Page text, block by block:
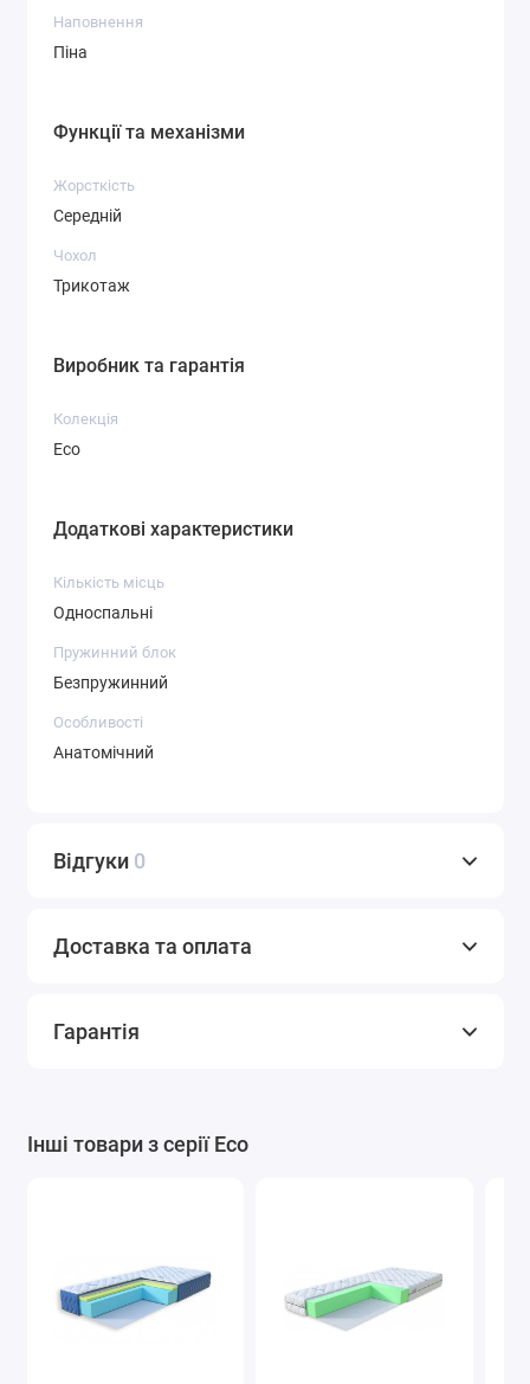
Наповнення
Піна
Функції та механізми
Жорсткість
Середній
Чохол
Трикотаж
Виробник та гарантія
Колекція
Eco
Додаткові характеристики
Кількість місць
Односпальні
Пружинний блок
Безпружинний
Особливості
Анатомічний
Відгуки 0
Доставка та оплата
Гарантія
Інші товари з серії Eco